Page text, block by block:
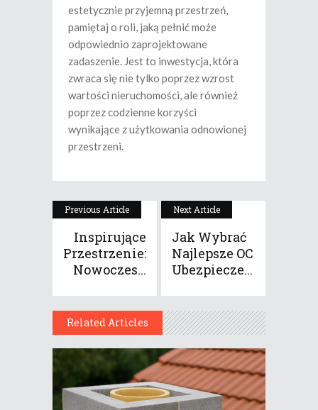
estetycznie przyjemną przestrzeń,
pamiętaj o roli, jaką pełnić może
odpowiednio zaprojektowane
zadaszenie. Jest to inwestycja, która
zwraca się nie tylko poprzez wzrost
wartości nieruchomości, ale również
poprzez codzienne korzyści
wynikające z użytkowania odnowionej
przestrzeni.
Previous Article
Inspirujące
Przestrzenie:
Nowoczes...
Next Article
Jak Wybrać
Najlepsze OC
Ubezpiecze...
Related Articles